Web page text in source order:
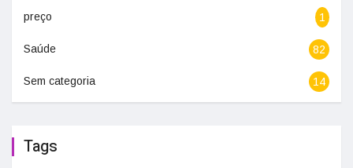
preço 1
Saúde 82
Sem categoria 14
Tags